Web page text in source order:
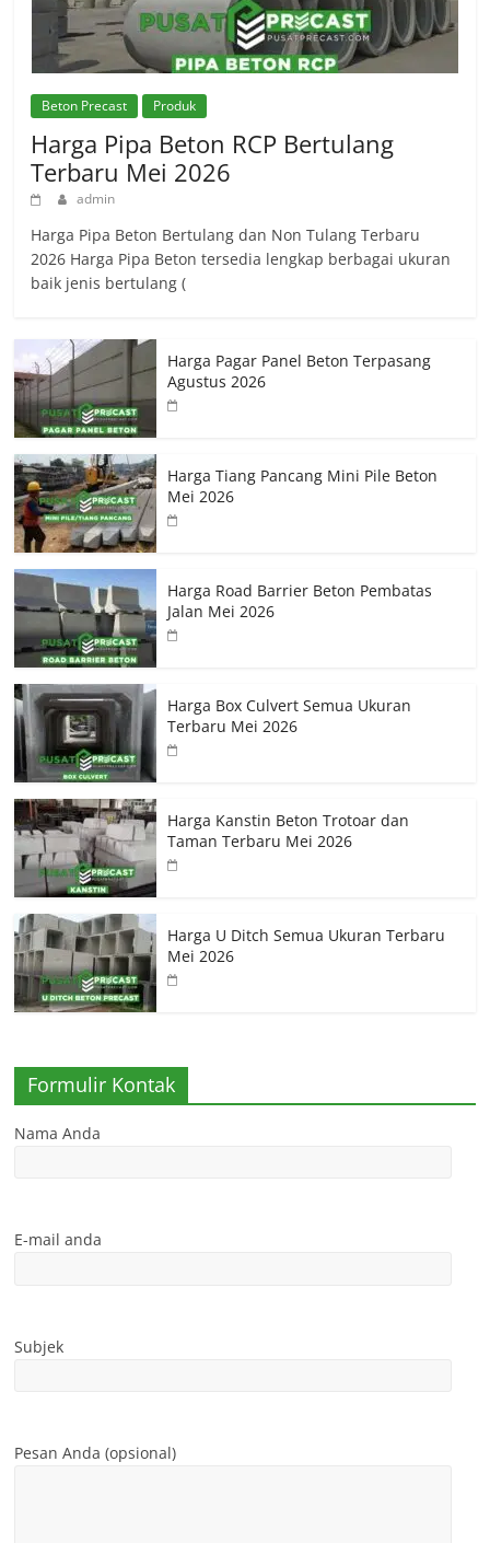
Beton Precast Produk
Harga Pipa Beton RCP Bertulang
Terbaru Mei 2026
admin
Harga Pipa Beton Bertulang dan Non Tulang Terbaru
2026 Harga Pipa Beton tersedia lengkap berbagai ukuran
baik jenis bertulang (
Harga Pagar Panel Beton Terpasang
Agustus 2026
Harga Tiang Pancang Mini Pile Beton
Mei 2026
Harga Road Barrier Beton Pembatas
Jalan Mei 2026
Harga Box Culvert Semua Ukuran
Terbaru Mei 2026
Harga Kanstin Beton Trotoar dan
Taman Terbaru Mei 2026
Harga U Ditch Semua Ukuran Terbaru
Mei 2026
Formulir Kontak
Nama Anda
E-mail anda
Subjek
Pesan Anda (opsional)